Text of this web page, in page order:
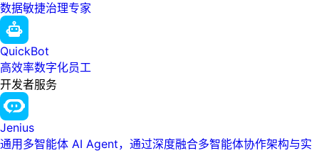
数据敏捷治理专家
QuickBot
高效率数字化员工
开发者服务
Jenius
通用多智能体 AI Agent，通过深度融合多智能体协作架构与实